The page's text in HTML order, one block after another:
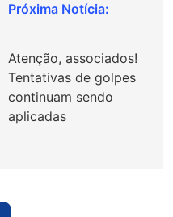
Atenção, associados!
Tentativas de golpes
continuam sendo
aplicadas